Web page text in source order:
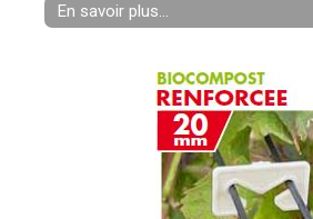
En savoir plus...